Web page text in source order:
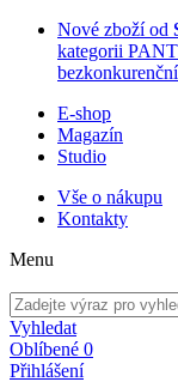
Nové zboží od
kategorii
E-shop
Magazín
Studio
Vše o nákupu
Kontakty
Menu
Vyhledat
Oblíbené 0
Přihlášení